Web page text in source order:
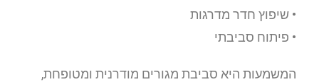
• שיפוץ חדר מדרגות
• פיתוח סביבתי
המשמעות היא סביבת מגורים מודרנית ומטופחת,